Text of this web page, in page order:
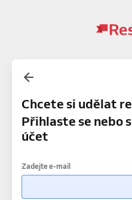
Chcete si udělat
Přihlaste se nebo
účet
Zadejte e-mail